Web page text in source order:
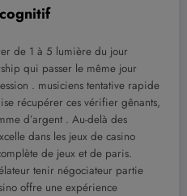
de 1 à 5 lumière du jour
qui passer le même jour
. musiciens tentative rapide
récupérer ces vérifier gênants,
d’argent . Au-delà des
dans les jeux de casino
de jeux et de paris.
tenir négociateur partie
offre une expérience